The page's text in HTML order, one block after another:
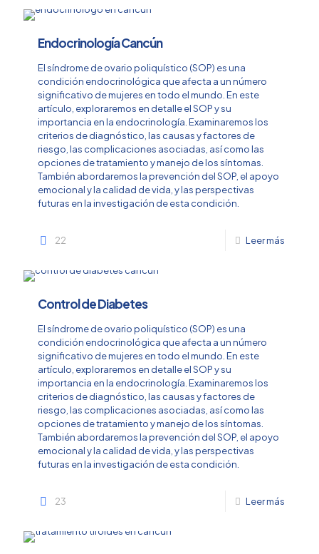
Endocrinología Cancún
El síndrome de ovario poliquístico (SOP) es una
condición endocrinológica que afecta a un número
significativo de mujeres en todo el mundo. En este
artículo, exploraremos en detalle el SOP y su
importancia en la endocrinología. Examinaremos los
criterios de diagnóstico, las causas y factores de
riesgo, las complicaciones asociadas, así como las
opciones de tratamiento y manejo de los síntomas.
También abordaremos la prevención del SOP, el apoyo
emocional y la calidad de vida, y las perspectivas
futuras en la investigación de esta condición.
22 Leer más
Control de Diabetes
El síndrome de ovario poliquístico (SOP) es una
condición endocrinológica que afecta a un número
significativo de mujeres en todo el mundo. En este
artículo, exploraremos en detalle el SOP y su
importancia en la endocrinología. Examinaremos los
criterios de diagnóstico, las causas y factores de
riesgo, las complicaciones asociadas, así como las
opciones de tratamiento y manejo de los síntomas.
También abordaremos la prevención del SOP, el apoyo
emocional y la calidad de vida, y las perspectivas
futuras en la investigación de esta condición.
23 Leer más